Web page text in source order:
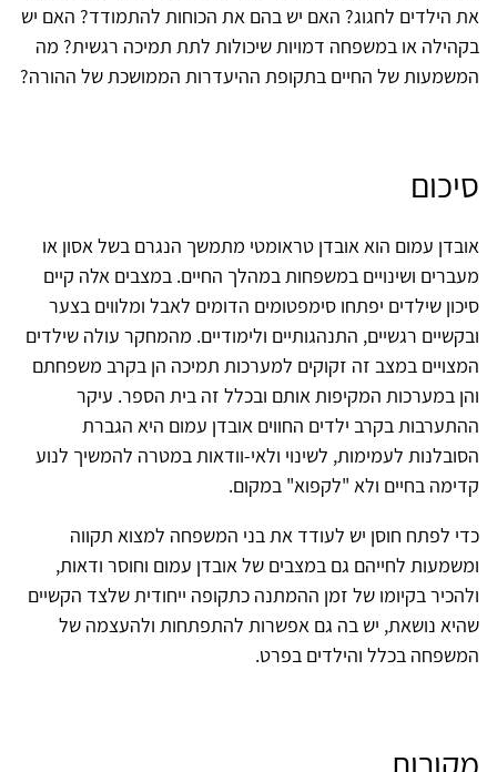
את הילדים לחגוג? האם יש בהם את הכוחות להתמודד? האם יש
בקהילה או במשפחה דמויות שיכולות לתת תמיכה רגשית? מה
המשמעות של החיים בתקופת ההיעדרות הממושכת של ההורה?
סיכום
אובדן עמום הוא אובדן טראומטי מתמשך הנגרם בשל אסון או
מעברים ושינויים במשפחות במהלך החיים. במצבים אלה קיים
סיכון שילדים יפתחו סימפטומים הדומים לאבל ומלווים בצער
ובקשיים רגשיים, התנהגותיים ולימודיים. מהמחקר עולה שילדים
המצויים במצב זה זקוקים למערכות תמיכה הן בקרב משפחתם
והן במערכות המקיפות אותם ובכלל זה בית הספר. עיקר
ההתערבות בקרב ילדים החווים אובדן עמום היא הגברת
הסובלנות לעמימות, לשינוי ולאי-וודאות במטרה להמשיך לנוע
קדימה בחיים ולא "לקפוא" במקום.
כדי לפתח חוסן יש לעודד את בני המשפחה למצוא תקווה
ומשמעות לחייהם גם במצבים של אובדן עמום וחוסר ודאות,
ולהכיר בקיומו של זמן ההמתנה כתקופה ייחודית שלצד הקשיים
שהיא נושאת, יש בה גם אפשרות להתפתחות ולהעצמה של
המשפחה בכלל והילדים בפרט.